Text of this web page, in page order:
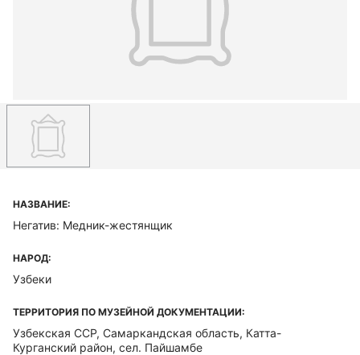
НАЗВАНИЕ:
Негатив: Медник-жестянщик
НАРОД:
Узбеки
ТЕРРИТОРИЯ ПО МУЗЕЙНОЙ ДОКУМЕНТАЦИИ:
Узбекская ССР, Самаркандская область, Катта-
Курганский район, сел. Пайшамбе